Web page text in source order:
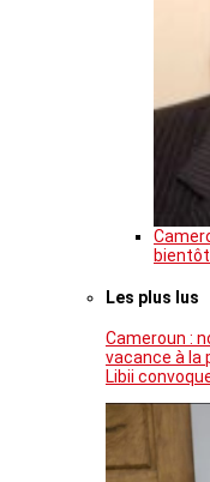
bientôt
Les plus lus
Cameroun :
vacance à la
Libii